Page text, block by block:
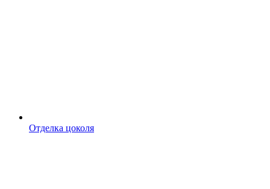
Отделка цоколя